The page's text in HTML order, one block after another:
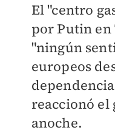
El "centro
por Putin
"ningún
europeos
reaccionó el
anoche.